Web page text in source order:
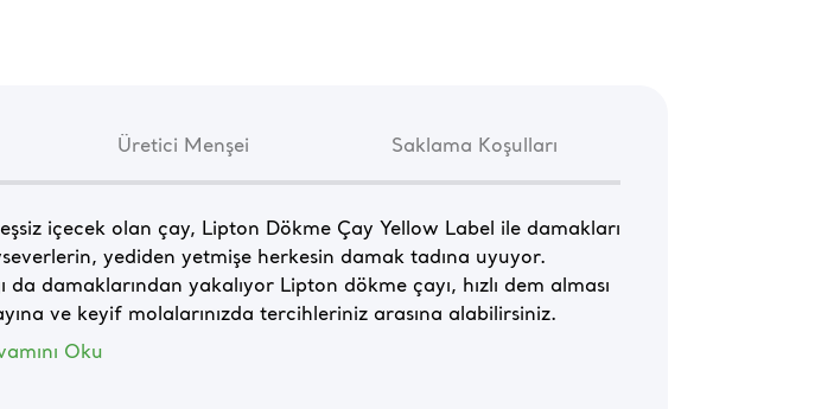
Üretici Menşei Saklama Koşulları
içecek olan çay, Lipton Dökme Çay Yellow Label ile damakları
yediden yetmişe herkesin damak tadına uyuyor.
damaklarından yakalıyor Lipton dökme çayı, hızlı dem alması
ve keyif molalarınızda tercihleriniz arasına alabilirsiniz.
Oku